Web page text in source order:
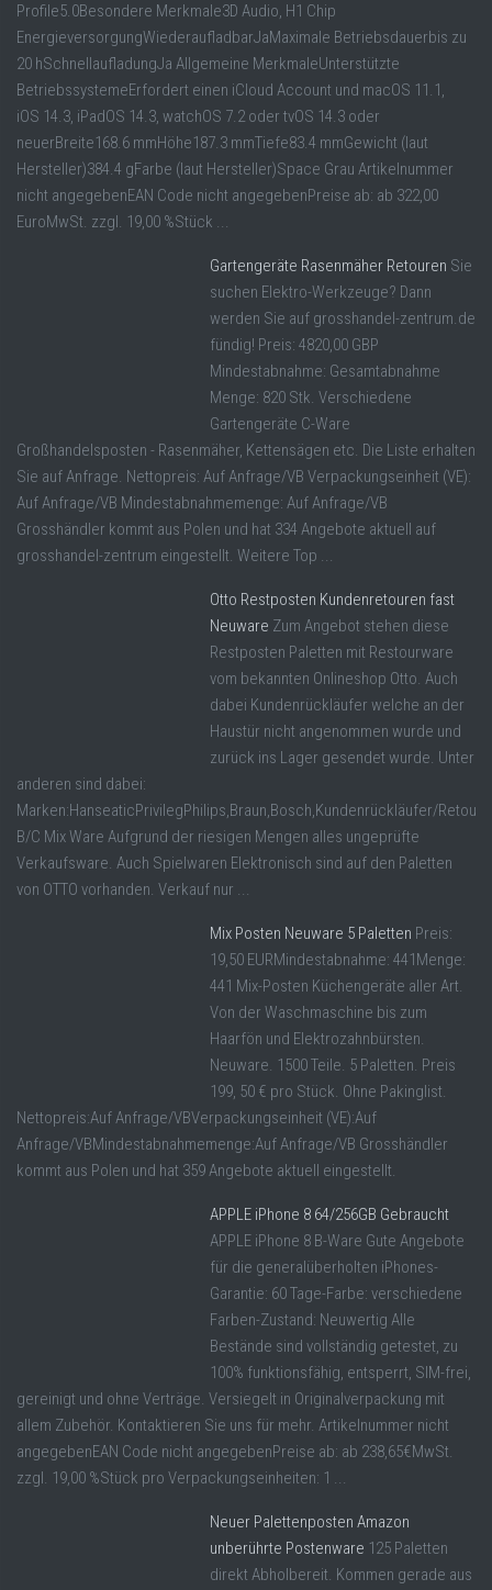
Profile5.0Besondere Merkmale3D Audio, H1 Chip
EnergieversorgungWiederaufladbarJaMaximale Betriebsdauerbis zu
20 hSchnellaufladungJa Allgemeine MerkmaleUnterstützte
BetriebssystemeErfordert einen iCloud Account und macOS 11.1,
iOS 14.3, iPadOS 14.3, watchOS 7.2 oder tvOS 14.3 oder
neuerBreite168.6 mmHöhe187.3 mmTiefe83.4 mmGewicht (laut
Hersteller)384.4 gFarbe (laut Hersteller)Space Grau Artikelnummer
nicht angegebenEAN Code nicht angegebenPreise ab: ab 322,00
EuroMwSt. zzgl. 19,00 %Stück ...
Gartengeräte Rasenmäher Retouren Sie
suchen Elektro-Werkzeuge? Dann
werden Sie auf grosshandel-zentrum.de
fündig! Preis: 4820,00 GBP
Mindestabnahme: Gesamtabnahme
Menge: 820 Stk. Verschiedene
Gartengeräte C-Ware
Großhandelsposten - Rasenmäher, Kettensägen etc. Die Liste erhalten
Sie auf Anfrage. Nettopreis: Auf Anfrage/VB Verpackungseinheit (VE):
Auf Anfrage/VB Mindestabnahmemenge: Auf Anfrage/VB
Grosshändler kommt aus Polen und hat 334 Angebote aktuell auf
grosshandel-zentrum eingestellt. Weitere Top ...
Otto Restposten Kundenretouren fast
Neuware Zum Angebot stehen diese
Restposten Paletten mit Restourware
vom bekannten Onlineshop Otto. Auch
dabei Kundenrückläufer welche an der
Haustür nicht angenommen wurde und
zurück ins Lager gesendet wurde. Unter
anderen sind dabei:
Marken:HanseaticPrivilegPhilips,Braun,Bosch,Kundenrückläufer/
B/C Mix Ware Aufgrund der riesigen Mengen alles ungeprüfte
Verkaufsware. Auch Spielwaren Elektronisch sind auf den Paletten
von OTTO vorhanden. Verkauf nur ...
Mix Posten Neuware 5 Paletten Preis:
19,50 EURMindestabnahme: 441Menge:
441 Mix-Posten Küchengeräte aller Art.
Von der Waschmaschine bis zum
Haarfön und Elektrozahnbürsten.
Neuware. 1500 Teile. 5 Paletten. Preis
199, 50 € pro Stück. Ohne Pakinglist.
Nettopreis:Auf Anfrage/VBVerpackungseinheit (VE):Auf
Anfrage/VBMindestabnahmemenge:Auf Anfrage/VB Grosshändler
kommt aus Polen und hat 359 Angebote aktuell eingestellt.
APPLE iPhone 8 64/256GB Gebraucht
APPLE iPhone 8 B-Ware Gute Angebote
für die generalüberholten iPhones-
Garantie: 60 Tage-Farbe: verschiedene
Farben-Zustand: Neuwertig Alle
Bestände sind vollständig getestet, zu
100% funktionsfähig, entsperrt, SIM-frei,
gereinigt und ohne Verträge. Versiegelt in Originalverpackung mit
allem Zubehör. Kontaktieren Sie uns für mehr. Artikelnummer nicht
angegebenEAN Code nicht angegebenPreise ab: ab 238,65€MwSt.
zzgl. 19,00 %Stück pro Verpackungseinheiten: 1 ...
Neuer Palettenposten Amazon
unberührte Postenware 125 Paletten
direkt Abholbereit. Kommen gerade aus